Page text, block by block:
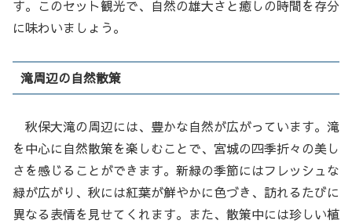
す。このセット観光で、自然の雄大さと癒しの時間を存分
に味わいましょう。
滝周辺の自然散策
秋保大滝の周辺には、豊かな自然が広がっています。滝
を中心に自然散策を楽しむことで、宮城の四季折々の美し
さを感じることができます。新緑の季節にはフレッシュな
緑が広がり、秋には紅葉が鮮やかに色づき、訪れるたびに
異なる表情を見せてくれます。また、散策中には珍しい植